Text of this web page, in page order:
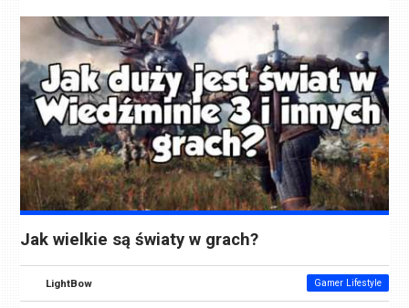
Jak wielkie są światy w grach?
LightBow Gamer Lifestyle